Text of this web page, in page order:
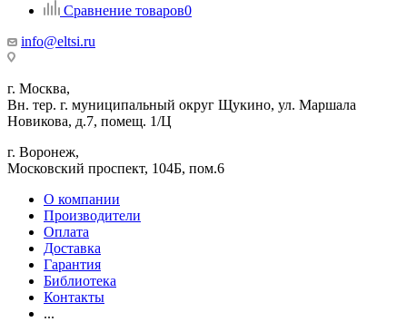
Сравнение товаров0
info@eltsi.ru
г. Москва,
Вн. тер. г. муниципальный округ Щукино, ул. Маршала
Новикова, д.7, помещ. 1/Ц
г. Воронеж,
​Московский проспект, 104Б, пом.6
О компании
Производители
Оплата
Доставка
Гарантия
Библиотека
Контакты
...